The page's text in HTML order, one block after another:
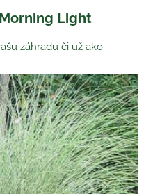
Light
záhradu či už ako